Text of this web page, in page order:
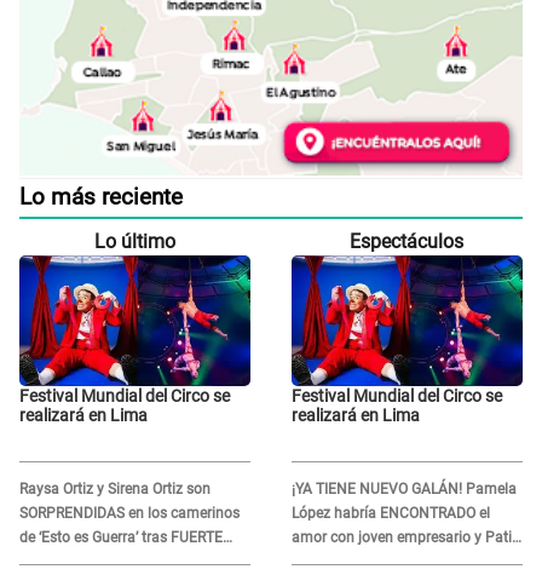
Lo más reciente
Lo último
Festival Mundial del Circo se
realizará en Lima
Raysa Ortiz y Sirena Ortiz son
SORPRENDIDAS en los camerinos
de ‘Esto es Guerra’ tras FUERTE
ENFRENTAMIENTO con Gabriel
Espectáculos
Festival Mundial del Circo se
realizará en Lima
¡YA TIENE NUEVO GALÁN! Pamela
López habría ENCONTRADO el
amor con joven empresario y Pati
Lorena la ECHA en VIVO